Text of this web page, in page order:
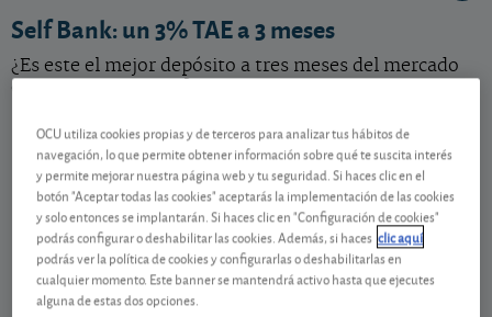
Self Bank: un 3% TAE a 3 meses
¿Es este el mejor depósito a tres meses del mercado
Contenido reservado a SOCIOS
Gestiona tu dinero con visión
experta
y consigue que cada euro trabaje
OCU utiliza cookies propias y de terceros para analizar tus hábitos de
navegación, lo que permite obtener información sobre qué te suscita interés
y permite mejorar nuestra página web y tu seguridad. Si haces clic en el
botón "Aceptar todas las cookies" aceptarás la implementación de las cookies
y solo entonces se implantarán. Si haces clic en "Configuración de cookies"
podrás configurar o deshabilitar las cookies. Además, si haces clic aquí
podrás ver la política de cookies y configurarlas o deshabilitarlas en
cualquier momento. Este banner se mantendrá activo hasta que ejecutes
alguna de estas dos opciones.